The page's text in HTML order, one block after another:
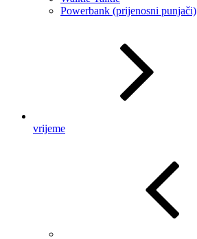
Powerbank (prijenosni punjači)
vrijeme